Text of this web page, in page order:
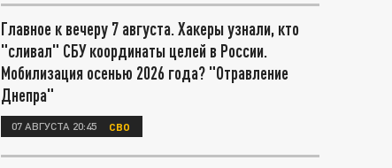
Главное к вечеру 7 августа. Хакеры узнали, кто
"сливал" СБУ координаты целей в России.
Мобилизация осенью 2026 года? "Отравление
Днепра"
07 АВГУСТА 20:45 СВО